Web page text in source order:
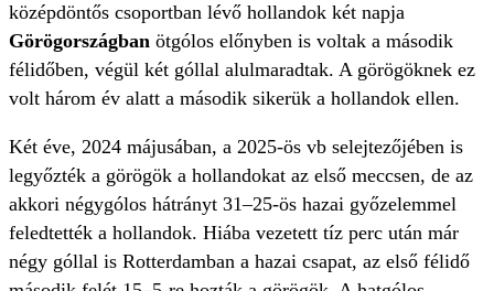
középdöntős csoportban lévő hollandok két napja
Görögországban ötgólos előnyben is voltak a második
félidőben, végül két góllal alulmaradtak. A görögöknek ez
volt három év alatt a második sikerük a hollandok ellen.
Két éve, 2024 májusában, a 2025-ös vb selejtezőjében is
legyőzték a görögök a hollandokat az első meccsen, de az
akkori négygólos hátrányt 31–25-ös hazai győzelemmel
feledtették a hollandok. Hiába vezetett tíz perc után már
négy góllal is Rotterdamban a hazai csapat, az első félidő